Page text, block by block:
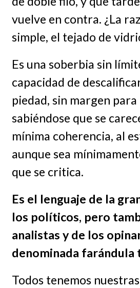
vuelve en contra. ¿La
simple, el tejado de
Es una soberbia sin
capacidad de
piedad, sin margen para
sabiéndose que se
mínima coherencia, al
aunque sea
que se critica.
Es el lenguaje de la
los políticos, pero
analistas y de los
denominada farándula
Todos tenemos